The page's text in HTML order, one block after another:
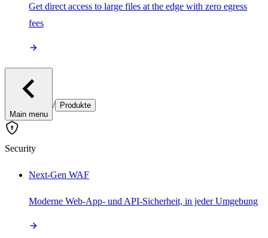
Get direct access to large files at the edge with zero egress
fees
Main menu
/ Produkte
Security
Next-Gen WAF
Moderne Web-App- und API-Sicherheit, in jeder Umgebung